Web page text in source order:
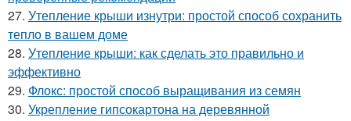
27. Утепление крыши изнутри: простой способ сохранить
тепло в вашем доме
28. Утепление крыши: как сделать это правильно и
эффективно
29. Флокс: простой способ выращивания из семян
30. Укрепление гипсокартона на деревянной